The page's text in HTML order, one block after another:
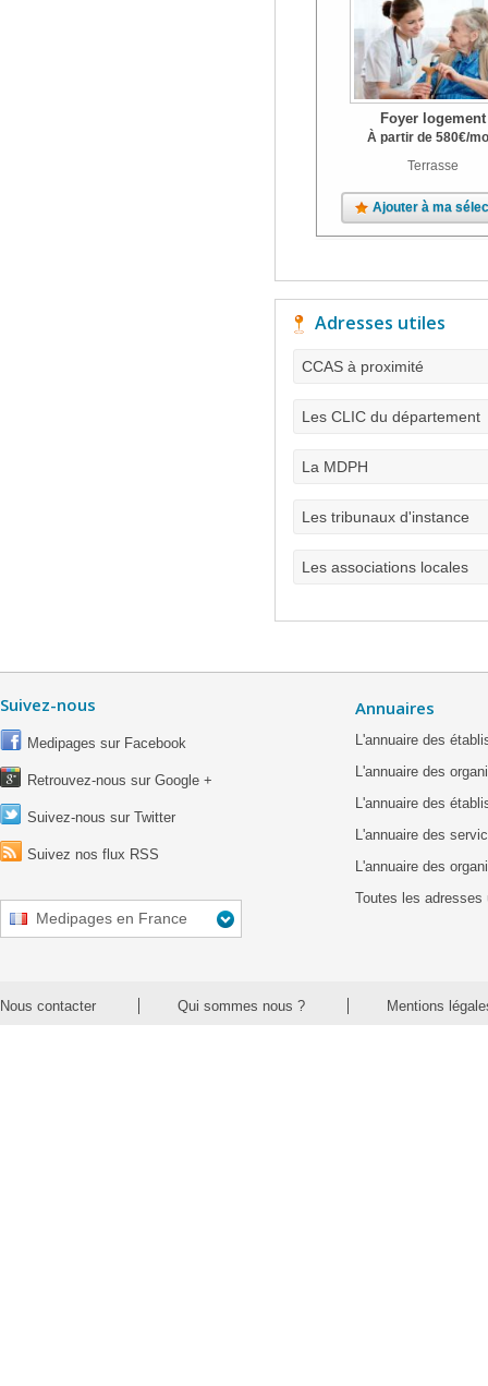
Foyer logement
À partir de 580€/
Terrasse
Ajouter à ma
Adresses utiles
CCAS à proximité
Les CLIC du département
La MDPH
Les tribunaux d'instance
Les associations locales
Suivez-nous
Medipages sur Facebook
Retrouvez-nous sur Google +
Suivez-nous sur Twitter
Suivez nos flux RSS
Medipages en France
Annuaires
L'annuaire des
L'annuaire des
L'annuaire des
L'annuaire des
L'annuaire des
Toutes les adresses
Nous contacter Qui sommes nous ? Mentions